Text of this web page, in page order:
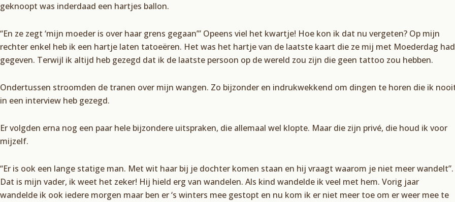
geknoopt was inderdaad een hartjes ballon.
“En ze zegt ‘mijn moeder is over haar grens gegaan’” Opeens viel het kwartje! Hoe kon ik dat nu vergeten? Op mijn
rechter enkel heb ik een hartje laten tatoeëren. Het was het hartje van de laatste kaart die ze mij met Moederdag had
gegeven. Terwijl ik altijd heb gezegd dat ik de laatste persoon op de wereld zou zijn die geen tattoo zou hebben.
Ondertussen stroomden de tranen over mijn wangen. Zo bijzonder en indrukwekkend om dingen te horen die ik
in een interview heb gezegd.
Er volgden erna nog een paar hele bijzondere uitspraken, die allemaal wel klopte. Maar die zijn privé, die houd ik voor
mijzelf.
“Er is ook een lange statige man. Met wit haar bij je dochter komen staan en hij vraagt waarom je niet meer wandelt”.
Dat is mijn vader, ik weet het zeker! Hij hield erg van wandelen. Als kind wandelde ik veel met hem. Vorig jaar
wandelde ik ook iedere morgen maar ben er ‘s winters mee gestopt en nu kom ik er niet meer toe om er weer mee te